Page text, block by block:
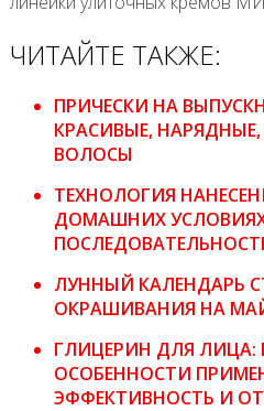
ЧИТАЙТЕ ТАКЖЕ:
ПРИЧЕСКИ НА
КРАСИВЫЕ,
ВОЛОСЫ
ТЕХНОЛОГИЯ
ДОМАШНИХ
ЛУННЫЙ КАЛЕНДАРЬ
ОКРАШИВАНИЯ НА
ГЛИЦЕРИН ДЛЯ ЛИЦА:
ОСОБЕННОСТИ
ЭФФЕКТИВНОСТЬ И